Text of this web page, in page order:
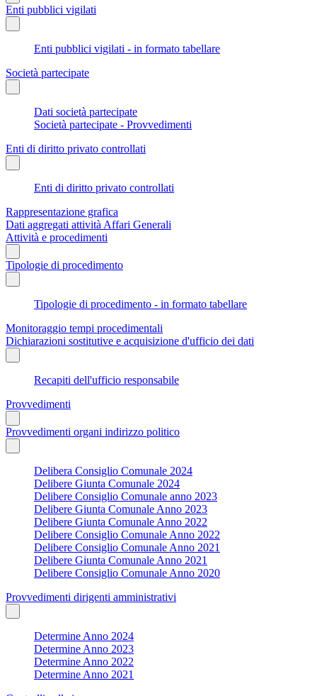
Enti pubblici vigilati
Enti pubblici vigilati - in formato tabellare
Società partecipate
Dati società partecipate
Società partecipate - Provvedimenti
Enti di diritto privato controllati
Enti di diritto privato controllati
Rappresentazione grafica
Dati aggregati attività Affari Generali
Attività e procedimenti
Tipologie di procedimento
Tipologie di procedimento - in formato tabellare
Monitoraggio tempi procedimentali
Dichiarazioni sostitutive e acquisizione d'ufficio dei dati
Recapiti dell'ufficio responsabile
Provvedimenti
Provvedimenti organi indirizzo politico
Delibera Consiglio Comunale 2024
Delibere Giunta Comunale 2024
Delibere Consiglio Comunale anno 2023
Delibere Giunta Comunale Anno 2023
Delibere Giunta Comunale Anno 2022
Delibere Consiglio Comunale Anno 2022
Delibere Consiglio Comunale Anno 2021
Delibere Giunta Comunale Anno 2021
Delibere Consiglio Comunale Anno 2020
Provvedimenti dirigenti amministrativi
Determine Anno 2024
Determine Anno 2023
Determine Anno 2022
Determine Anno 2021